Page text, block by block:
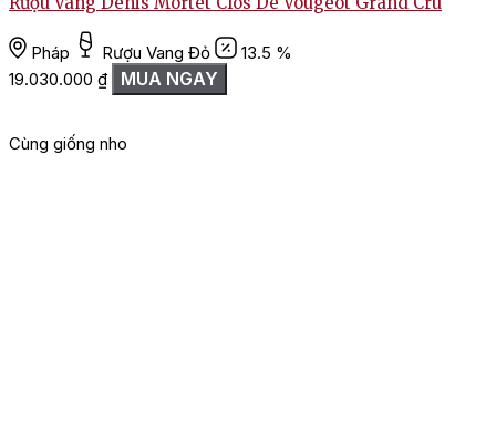
Pháp Rượu Vang Đỏ
13.5 %
19.030.000 ₫ MUA NGAY
Cùng giống nho